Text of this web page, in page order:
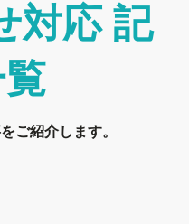
対応 記
ご紹介します。